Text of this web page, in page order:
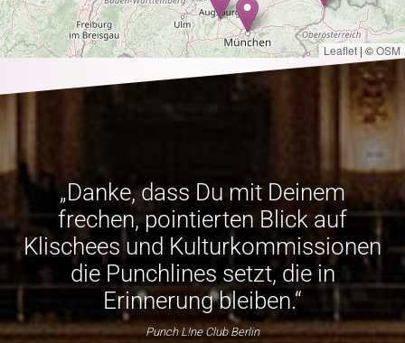
Leaflet | ©OSM
„Danke, dass Du mit Deinem
frechen, pointierten Blick auf
Klischees und Kulturkommissionen
die Punchlines setzt, die in
Erinnerung bleiben.“
Punch L!ne Club Berlin